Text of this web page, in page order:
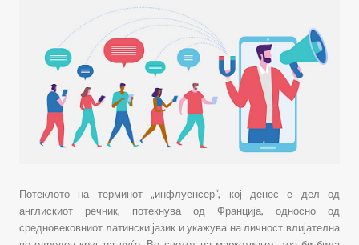
Потеклото на терминот „инфлуенсер“, кој денес е дел од
англискиот речник, потекнува од Франција, односно од
средновековниот латински јазик и укажува на личност влијателна